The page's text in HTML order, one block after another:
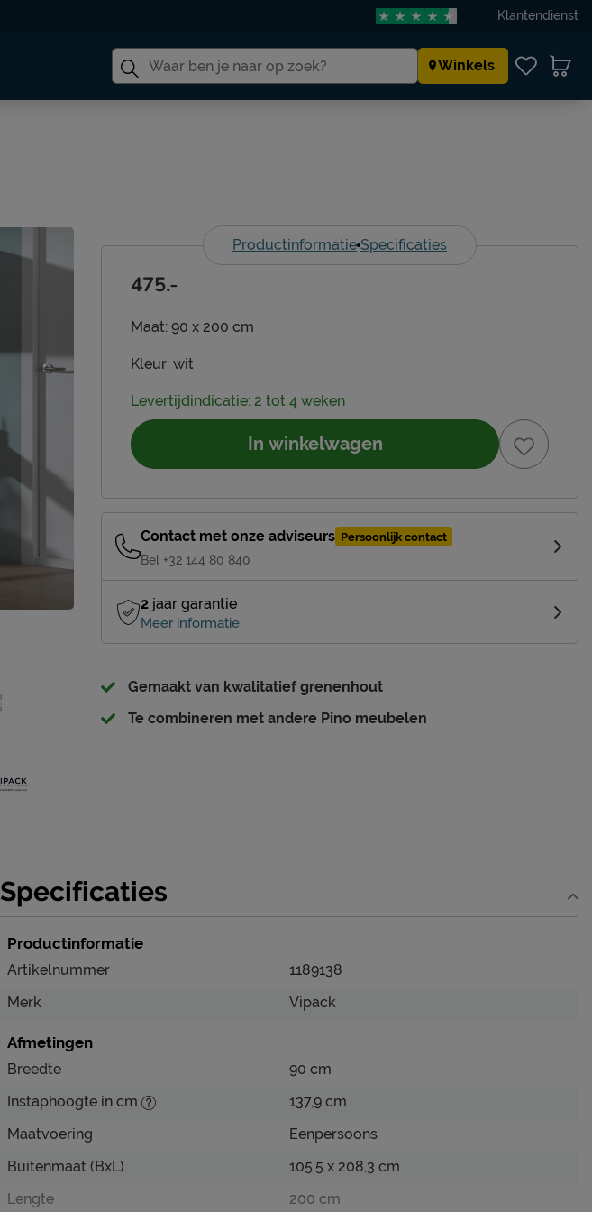
Klantendienst
Winkels
Productinformatie Specificaties
Maat: 90 x 200 cm
Kleur: wit
475.-
Levertijdindicatie: 2 tot 4 weken
In winkelwagen
Contact met onze adviseurs Persoonlijk contact
Bel +32 144 80 840
2 jaar garantie
Meer informatie
Gemaakt van kwalitatief grenenhout
Te combineren met andere Pino meubelen
Specificaties
Productinformatie
Artikelnummer
1189138
Merk
Vipack
Afmetingen
Breedte
90 cm
Instaphoogte in cm
137,9 cm
Maatvoering
Eenpersoons
Buitenmaat (BxL)
105,5 x 208,3 cm
Lengte
200 cm